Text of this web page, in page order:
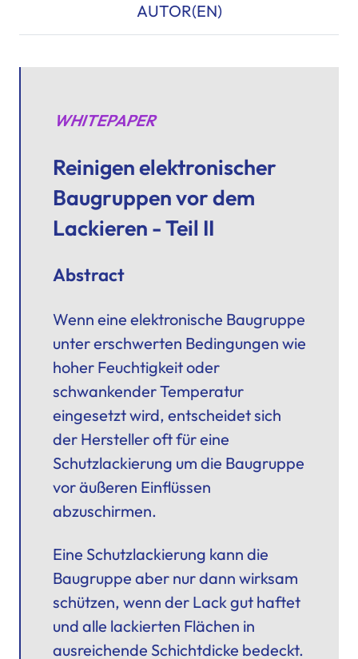
AUTOR(EN)
WHITEPAPER
Reinigen elektronischer
Baugruppen vor dem
Lackieren - Teil II
Abstract
Wenn eine elektronische Baugruppe
unter erschwerten Bedingungen wie
hoher Feuchtigkeitoder
schwankender Temperatur
eingesetzt wird, entscheidet sich
der Hersteller oft für eine
Schutzlackierung um die Baugruppe
vor äußeren Einflüssen
abzuschirmen.
Eine Schutzlackierung kann die
Baugruppe aber nur dann wirksam
schützen, wenn der Lack gut haftet
und alle lackierten Flächen in
ausreichende Schichtdicke bedeckt.